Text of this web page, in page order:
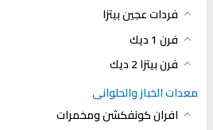
فردات عجين بيتزا
فرن 1 ديك
فرن بيتزا 2 ديك
معدات الخباز والحلوانى
افران كونفكشن ومخمرات